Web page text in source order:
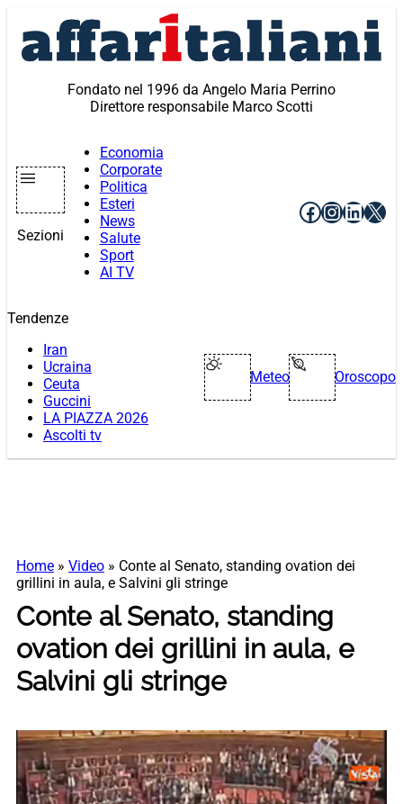
contenuto
Fondato nel 1996 da Angelo Maria Perrino
Direttore responsabile Marco Scotti
Sezioni
Economia
Corporate
Politica
Esteri
News
Salute
Sport
AI TV
Facebook
X
Tendenze
Iran
Ucraina
Ceuta
Guccini
LA PIAZZA 2026
Ascolti tv
Meteo Oroscopo
Home » Video » Conte al Senato, standing ovation dei
grillini in aula, e Salvini gli stringe
Conte al Senato, standing
ovation dei grillini in aula, e
Salvini gli stringe